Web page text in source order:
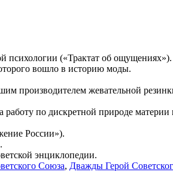
психологии («Трактат об ощущениях»).
вошло в историю моды.
производителем жевательной
работу по дискретной природе материи
России»).
энциклопедии.
Союза, Дважды Герой